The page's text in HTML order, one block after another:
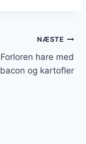
NÆSTE
Forloren hare med
bacon og kartofler